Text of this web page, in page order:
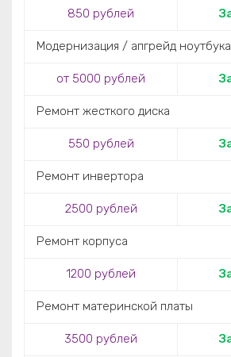
850 рублей
Модернизация / апгрейд ноутбука
от 5000 рублей
Ремонт жесткого диска
550 рублей
Ремонт инвертора
2500 рублей
Ремонт корпуса
1200 рублей
Ремонт материнской платы
3500 рублей